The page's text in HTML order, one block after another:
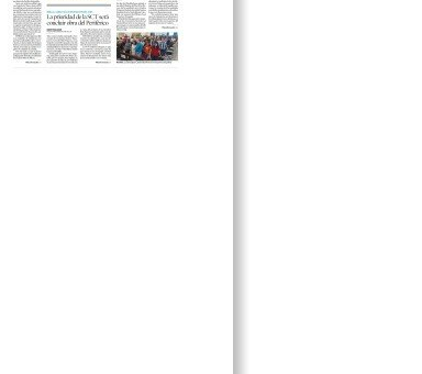
EX EMPLEADOS ATRACAN UNA
GASOLINERA